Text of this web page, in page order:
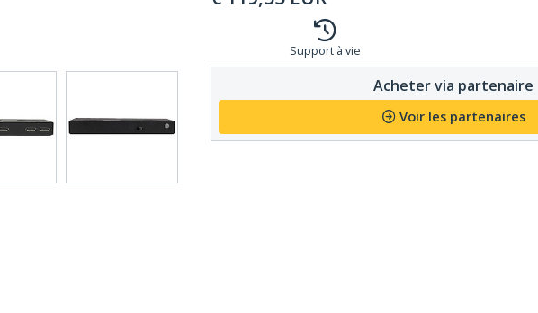
Support à vie
Acheter via partenaire
Voir les partenaires